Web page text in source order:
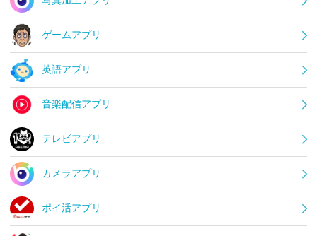
ゲームアプリ
英語アプリ
音楽配信アプリ
テレビアプリ
カメラアプリ
ポイ活アプリ